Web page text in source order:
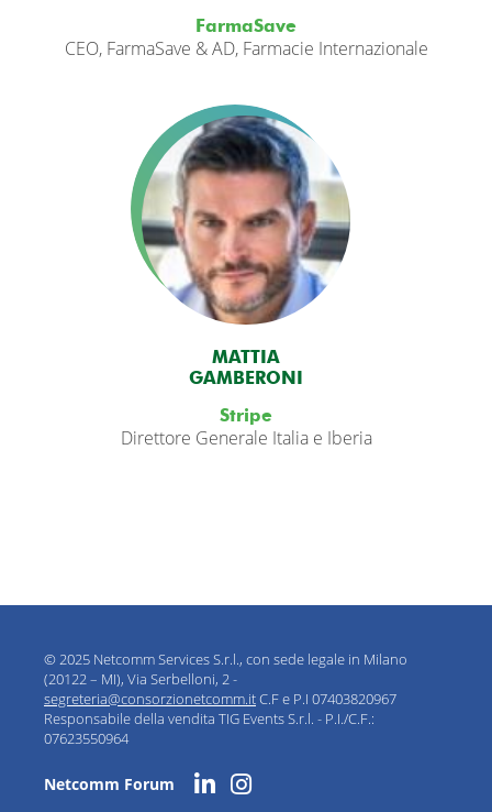
FarmaSave
CEO, FarmaSave & AD, Farmacie Internazionale
MATTIA
GAMBERONI
Stripe
Direttore Generale Italia e Iberia
© 2025 Netcomm Services S.r.l., con sede legale in Milano
(20122 – MI), Via Serbelloni, 2 -
segreteria@consorzionetcomm.itC.F e P.I 07403820967
Responsabile della vendita TIG Events S.r.l. - P.I./C.F.:
07623550964
Netcomm Forum